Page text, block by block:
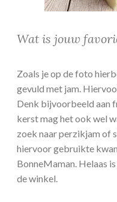
Wat is jouw
Zoals je op de foto
gevuld met jam.
Denk bijvoorbeeld aan
kerst mag het ook wel
zoek naar perzikjam of
hiervoor gebruikte
BonneMaman. Helaas
de winkel.